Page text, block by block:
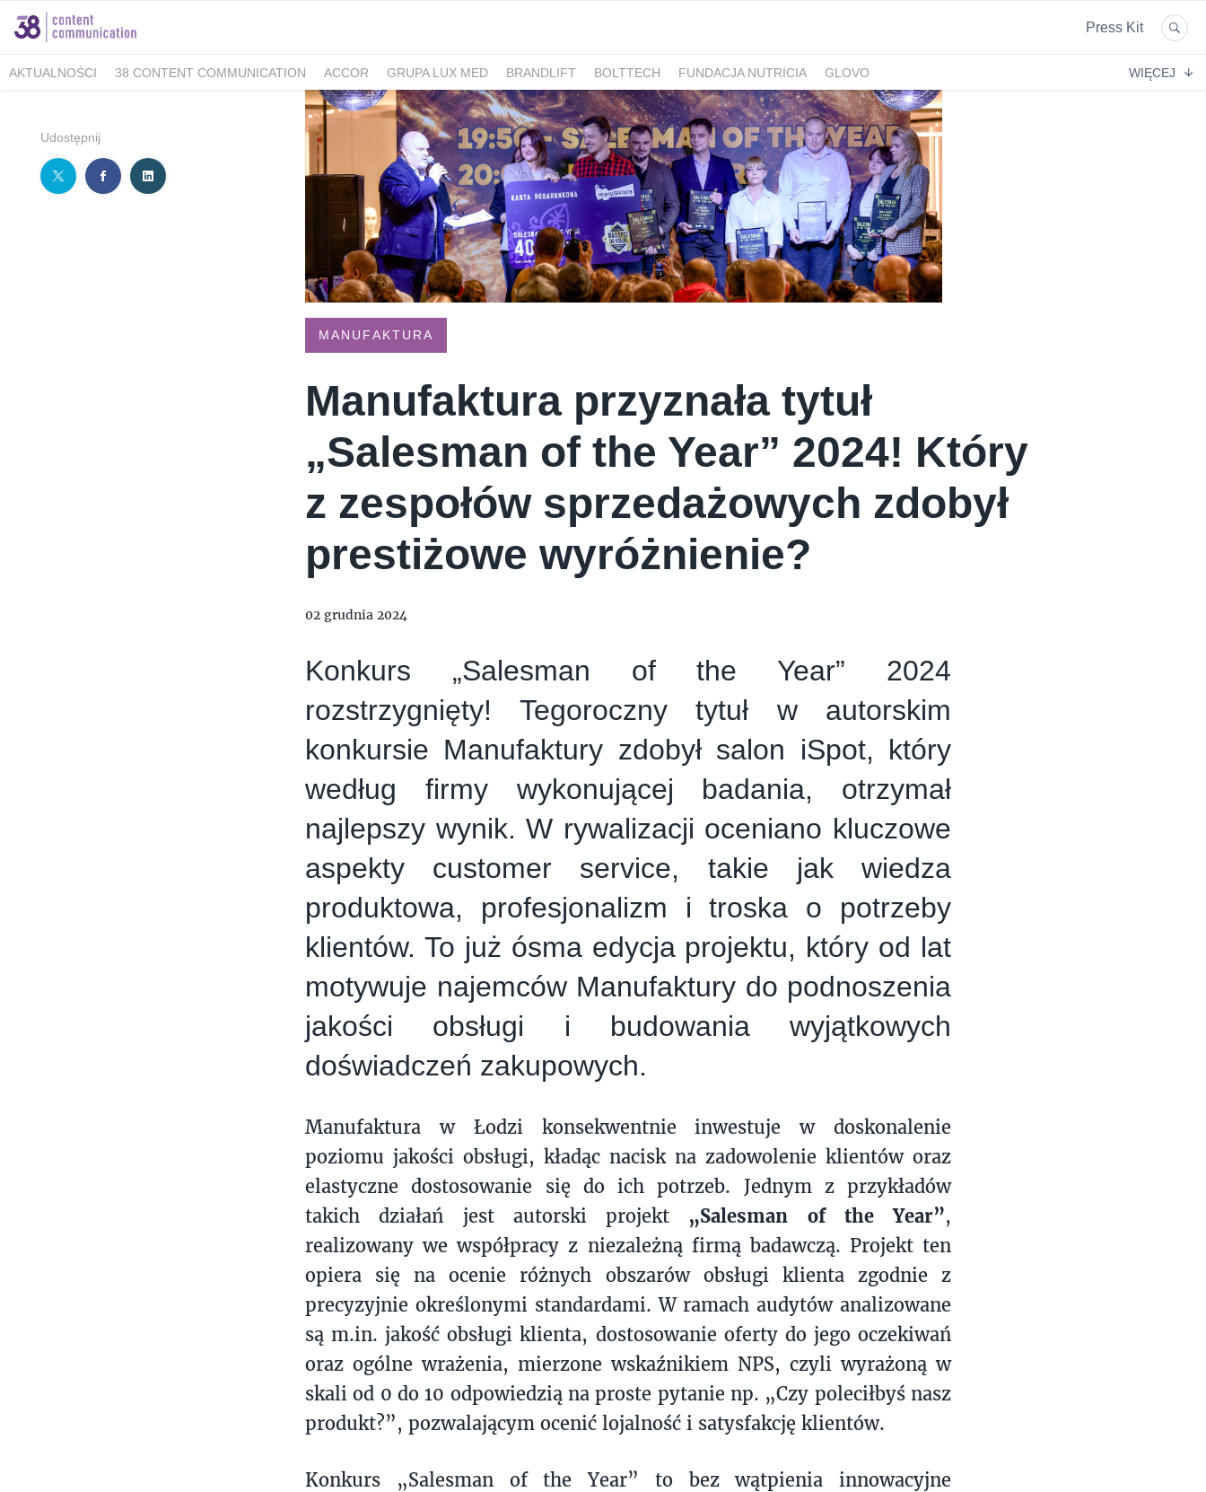
Press Kit
AKTUALNOŚCI 38 CONTENT COMMUNICATION ACCOR GRUPA LUX MED BRANDLIFT BOLTTECH FUNDACJA NUTRICIA
GLOVO
FELLOWMIND IOŚ-PIB IRON MOUNTAIN POLSKA NEW WORK ATLAS SM MLEKPOL
GREEN FACTORY LOGISTICS
WALKING KORZENIOWSKI
GRUPA WHIRLPOOL KIDS&CO. PIZZAPORTAL.PL MAXIBIOTIC OCUVITE SACHOL AFTIGEL HYAL-DROP MULTI
BERIMAL
ACCOR MARKETPLACE KRAKÓW TUTORE POLAND ROMET SANOFI KRAJOWA RZEMIEŚLNICZA IZBA OPTYCZNA CENTRUM MEDYCZNE DAMIANA
MEDICOVER SENIOR
MEDICOVER STOMATOLOGIA PUCKIE HOSPICJUM TERAPIA REZONANSEM MAGNETYCZNYM - MBST EMPIK FOTO SAXX
DR.BACTY PACSAFE LORUS CONTIGO ZAMEK TOPACZ BAKALLAND DELECTA
KONSPOL
SANDRA JASMEEN MOMME ALKEMIE SZPITAL MEDICOVER ENBIO GROUP UNITOP
ENERGIA POLSKA ZADBANO POKONAJ ZAĆMĘ, POPRAW WIDZENIE GÓRNOŚLĄSKO-ZAGŁĘBIOWSKA METROPOLIA
ALCON - MAMY OKO NA ZAĆMĘ PREGNABIT UNICEF JASNUM PHARMENA BETHRU MANUFAKTURA FUNDACJA NAGLE SAMI
LAVEO PANEK CARSHARING
ESTE SYNERGY UNILEVER PIERRE FABRE ORAL CARE
THE MAGNUM ICE CREAM COMPANY PSTRYK
WIĘCEJ
Udostępnij
MANUFAKTURA
Manufaktura przyznała tytuł
„Salesman of the Year” 2024! Który
z zespołów sprzedażowych zdobył
prestiżowe wyróżnienie?
02 grudnia 2024
Konkurs „Salesman of the Year” 2024
rozstrzygnięty! Tegoroczny tytuł w autorskim
konkursie Manufaktury zdobył salon iSpot, który
według firmy wykonującej badania, otrzymał
najlepszy wynik. W rywalizacji oceniano kluczowe
aspekty customer service, takie jak wiedza
produktowa, profesjonalizm i troska o potrzeby
klientów. To już ósma edycja projektu, który od lat
motywuje najemców Manufaktury do podnoszenia
jakości obsługi i budowania wyjątkowych
doświadczeń zakupowych.
Manufaktura w Łodzi konsekwentnie inwestuje w doskonalenie
poziomu jakości obsługi, kładąc nacisk na zadowolenie klientów oraz
elastyczne dostosowanie się do ich potrzeb. Jednym z przykładów
takich działań jest autorski projekt „Salesman of the Year”,
realizowany we współpracy z niezależną firmą badawczą. Projekt ten
opiera się na ocenie różnych obszarów obsługi klienta zgodnie z
precyzyjnie określonymi standardami. W ramach audytów analizowane
są m.in. jakość obsługi klienta, dostosowanie oferty do jego oczekiwań
oraz ogólne wrażenia, mierzone wskaźnikiem NPS, czyli wyrażoną w
skali od 0 do 10 odpowiedzią na proste pytanie np. „Czy poleciłbyś nasz
produkt?”, pozwalającym ocenić lojalność i satysfakcję klientów.
Konkurs „Salesman of the Year” to bez wątpienia innowacyjne